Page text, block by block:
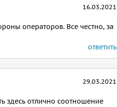
16.03.2021
операторов. Все честно, за
ответить
29.03.2021
здесь отлично соотношение